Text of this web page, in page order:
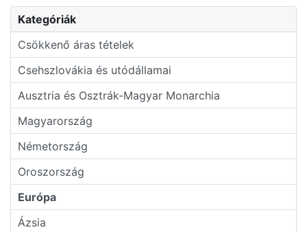
Kategóriák
Csökkenő áras tételek
Csehszlovákia és utódállamai
Ausztria és Osztrák-Magyar Monarchia
Magyarország
Németország
Oroszország
Európa
Ázsia